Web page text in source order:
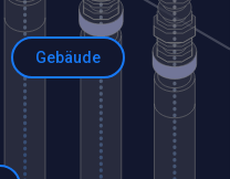
Gebäude